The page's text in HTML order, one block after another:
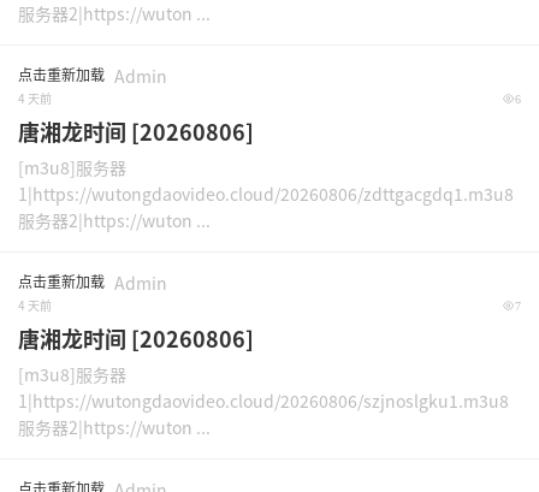
服务器2|https://wuton ...
点击重新加载 Admin
4 天前 6
唐湘龙时间 [20260806]
[m3u8]服务器
1|https://wutongdaovideo.cloud/20260806/zdttgacgdq1.m3u8
服务器2|https://wuton ...
点击重新加载 Admin
4 天前 7
唐湘龙时间 [20260806]
[m3u8]服务器
1|https://wutongdaovideo.cloud/20260806/szjnoslgku1.m3u8
服务器2|https://wuton ...
点击重新加载